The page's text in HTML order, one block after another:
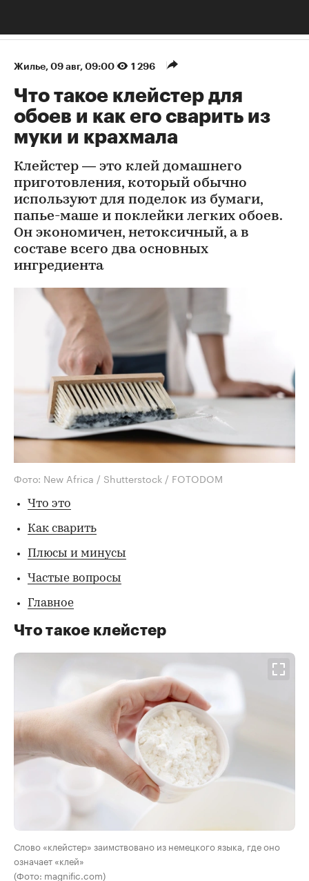
Жилье 09 авг, 09:00 1 296
Что такое клейстер для
обоев и как его сварить из
муки и крахмала
Клейстер — это клей домашнего
приготовления, который обычно
используют для поделок из бумаги,
папье-маше и поклейки легких обоев.
Он экономичен, нетоксичный, а в
составе всего два основных
ингредиента
Фото: New Africa / Shutterstock / FOTODOM
Что это
Как сварить
Плюсы и минусы
Частые вопросы
Главное
Что такое клейстер
Слово «клейстер» заимствовано из немецкого языка, где оно
означает «клей»
(Фото: magnific.com)